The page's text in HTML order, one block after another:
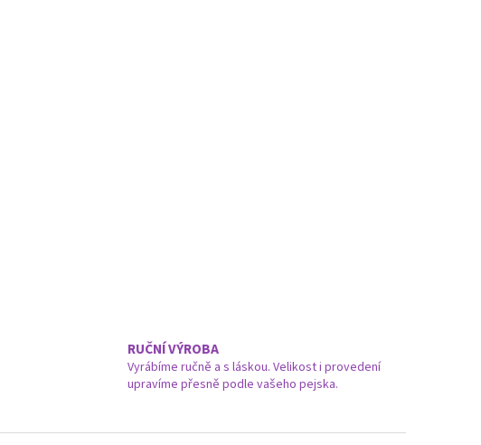
RUČNÍ VÝROBA
Vyrábíme ručně a s láskou. Velikost i provedení
upravíme přesně podle vašeho pejska.